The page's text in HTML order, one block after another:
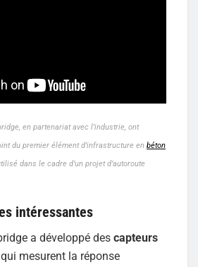
en partenariat avec l’industrie, ont
du premier élément d’infrastructure en béton
dans le cadre d’un projet d’autoroute
intéressantes
a développé des capteurs
qui mesurent la réponse